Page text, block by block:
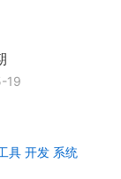
19
具 开发 系统